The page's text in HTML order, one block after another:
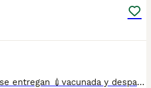
Disponibles 3 hembritas se entregan 💉vacunada y desparasitada con su cartilla criado en ambiente familiar revisado siempre por veterinaria para más información al telf 675310029